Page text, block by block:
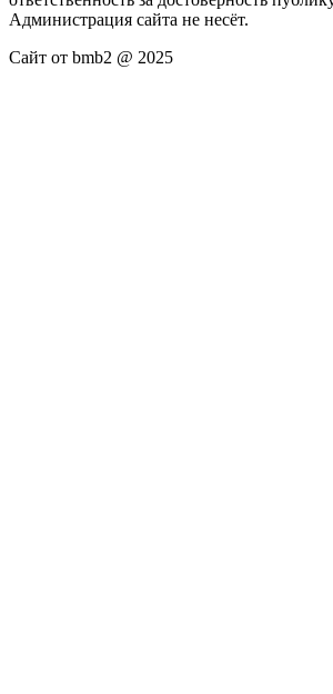
Администрация сайта не несёт.
Сайт от bmb2 @ 2025